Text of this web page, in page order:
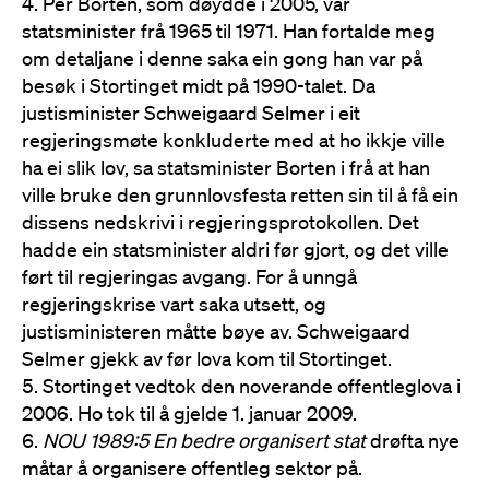
statsminister frå 1965 til 1971. Han fortalde meg
om detaljane i denne saka ein gong han var på
besøk i Stortinget midt på 1990-talet. Da
justisminister Schweigaard Selmer i eit
regjeringsmøte konkluderte med at ho ikkje ville
ha ei slik lov, sa statsminister Borten i frå at han
ville bruke den grunnlovsfesta retten sin til å få ein
dissens nedskrivi i regjeringsprotokollen. Det
hadde ein statsminister aldri før gjort, og det ville
ført til regjeringas avgang. For å unngå
regjeringskrise vart saka utsett, og
justisministeren måtte bøye av. Schweigaard
Selmer gjekk av før lova kom til Stortinget.
Stortinget vedtok den noverande offentleglova i
2006. Ho tok til å gjelde 1. januar 2009.
NOU 1989:5 En bedre organisert statdrøfta nye
måtar å organisere offentleg sektor på.